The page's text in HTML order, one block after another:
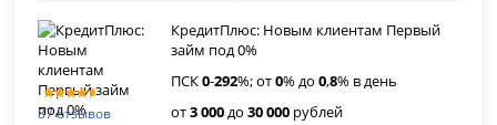
87 отзывов
КредитПлюс: Новым клиентам Первый
займ под 0%
ПСК0-292%; от0% до0,8% в день
от3 000до30 000 рублей